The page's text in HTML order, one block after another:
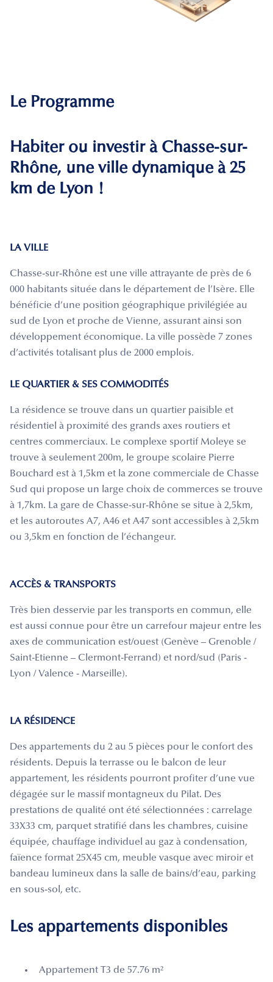
Le Programme
Habiter ou investir à Chasse-sur-
Rhône, une ville dynamique à 25
km de Lyon !
LA VILLE
Chasse-sur-Rhône est une ville attrayante de près de 6
000 habitants située dans le département de l’Isère. Elle
bénéficie d’une position géographique privilégiée au
sud de Lyon et proche de Vienne, assurant ainsi son
développement économique. La ville possède 7 zones
d’activités totalisant plus de 2000 emplois.
LE QUARTIER & SES COMMODITÉS
La résidence se trouve dans un quartier paisible et
résidentiel à proximité des grands axes routiers et
centres commerciaux. Le complexe sportif Moleye se
trouve à seulement 200m, le groupe scolaire Pierre
Bouchard est à 1,5km et la zone commerciale de Chasse
Sud qui propose un large choix de commerces se trouve
à 1,7km. La gare de Chasse-sur-Rhône se situe à 2,5km,
et les autoroutes A7, A46 et A47 sont accessibles à 2,5km
ou 3,5km en fonction de l’échangeur.
ACCÈS & TRANSPORTS
Très bien desservie par les transports en commun, elle
est aussi connue pour être un carrefour majeur entre les
axes de communication est/ouest (Genève – Grenoble /
Saint-Etienne – Clermont-Ferrand) et nord/sud (Paris -
Lyon / Valence - Marseille).
LA RÉSIDENCE
Des appartements du 2 au 5 pièces pour le confort des
résidents. Depuis la terrasse ou le balcon de leur
appartement, les résidents pourront profiter d’une vue
dégagée sur le massif montagneux du Pilat. Des
prestations de qualité ont été sélectionnées : carrelage
33X33 cm, parquet stratifié dans les chambres, cuisine
équipée, chauffage individuel au gaz à condensation,
faïence format 25X45 cm, meuble vasque avec miroir et
bandeau lumineux dans la salle de bains/d’eau, parking
en sous-sol, etc.
Les appartements disponibles
Appartement T3 de 57.76 m²